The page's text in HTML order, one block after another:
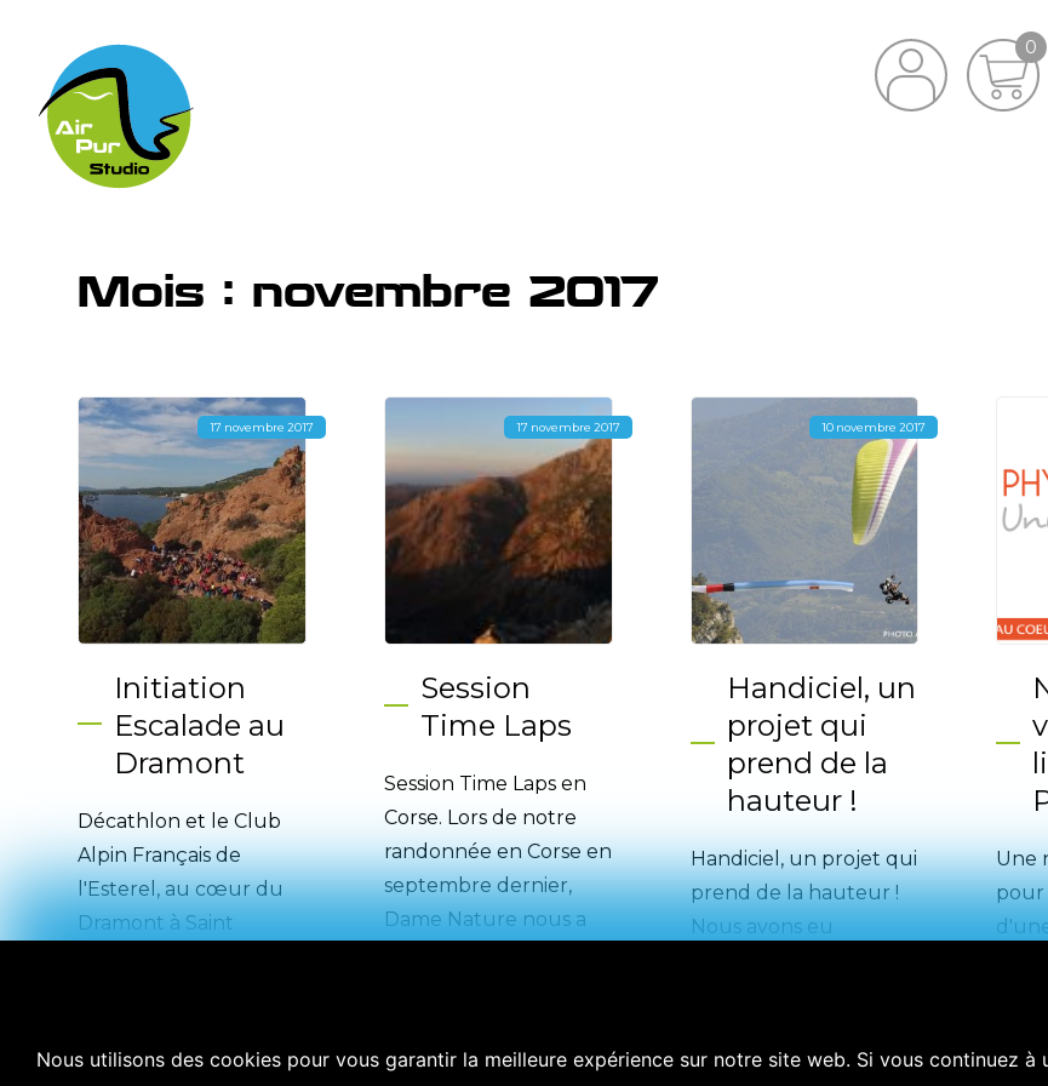
0
Mois : novembre 2017
Initiation
Escalade au
Dramont
17 novembre 2017
Décathlon et le Club
Alpin Français de
l'Esterel, au cœur du
Dramont à Saint
Session
Time Laps
17 novembre 2017
Session Time Laps en
Corse. Lors de notre
randonnée en Corse en
septembre dernier,
Dame Nature nous a
Handiciel, un
projet qui
prend de la
hauteur !
10 novembre 2017
Handiciel, un projet qui
prend de la hauteur !
Nous avons eu
...suite »
Une
pour
...
Nous utilisons des cookies pour vous garantir la meilleure expérience sur notre site web. Si vous continuez